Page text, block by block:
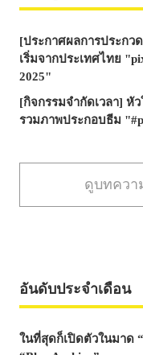
[ประกาศผลการประกว
เริ่มจากประเทศไทย
2025"
[กิจกรรมจำกัดเวลา] หั
รวมภาพประกอบธีม
ดูบทควา
อันดับประจำเดือน
ในที่สุดก็เปิดตัวในมาด